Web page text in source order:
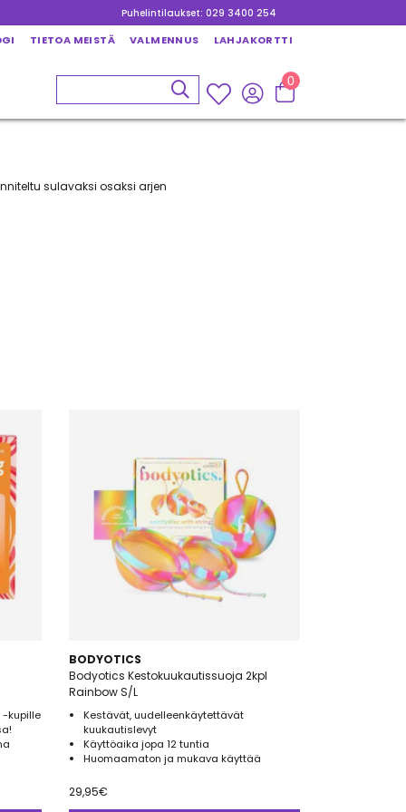
Puhelintilaukset: 029 3400 254
TIETOA MEISTÄ VALMENNUS LAHJAKORTTI
0
sulavaksi osaksi arjen
luonnollisesti –
-kupille
BODYOTICS
Bodyotics Kestokuukautissuoja 2kpl
Rainbow S/L
Kestävät, uudelleenkäytettävät
kuukautislevyt
Käyttöaika jopa 12 tuntia
Huomaamaton ja mukava käyttää
29,95€